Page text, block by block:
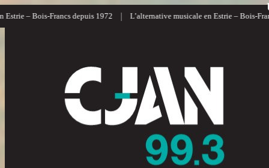
Francs depuis 1972 | L’alternative musicale en Estrie – Bois-Francs |